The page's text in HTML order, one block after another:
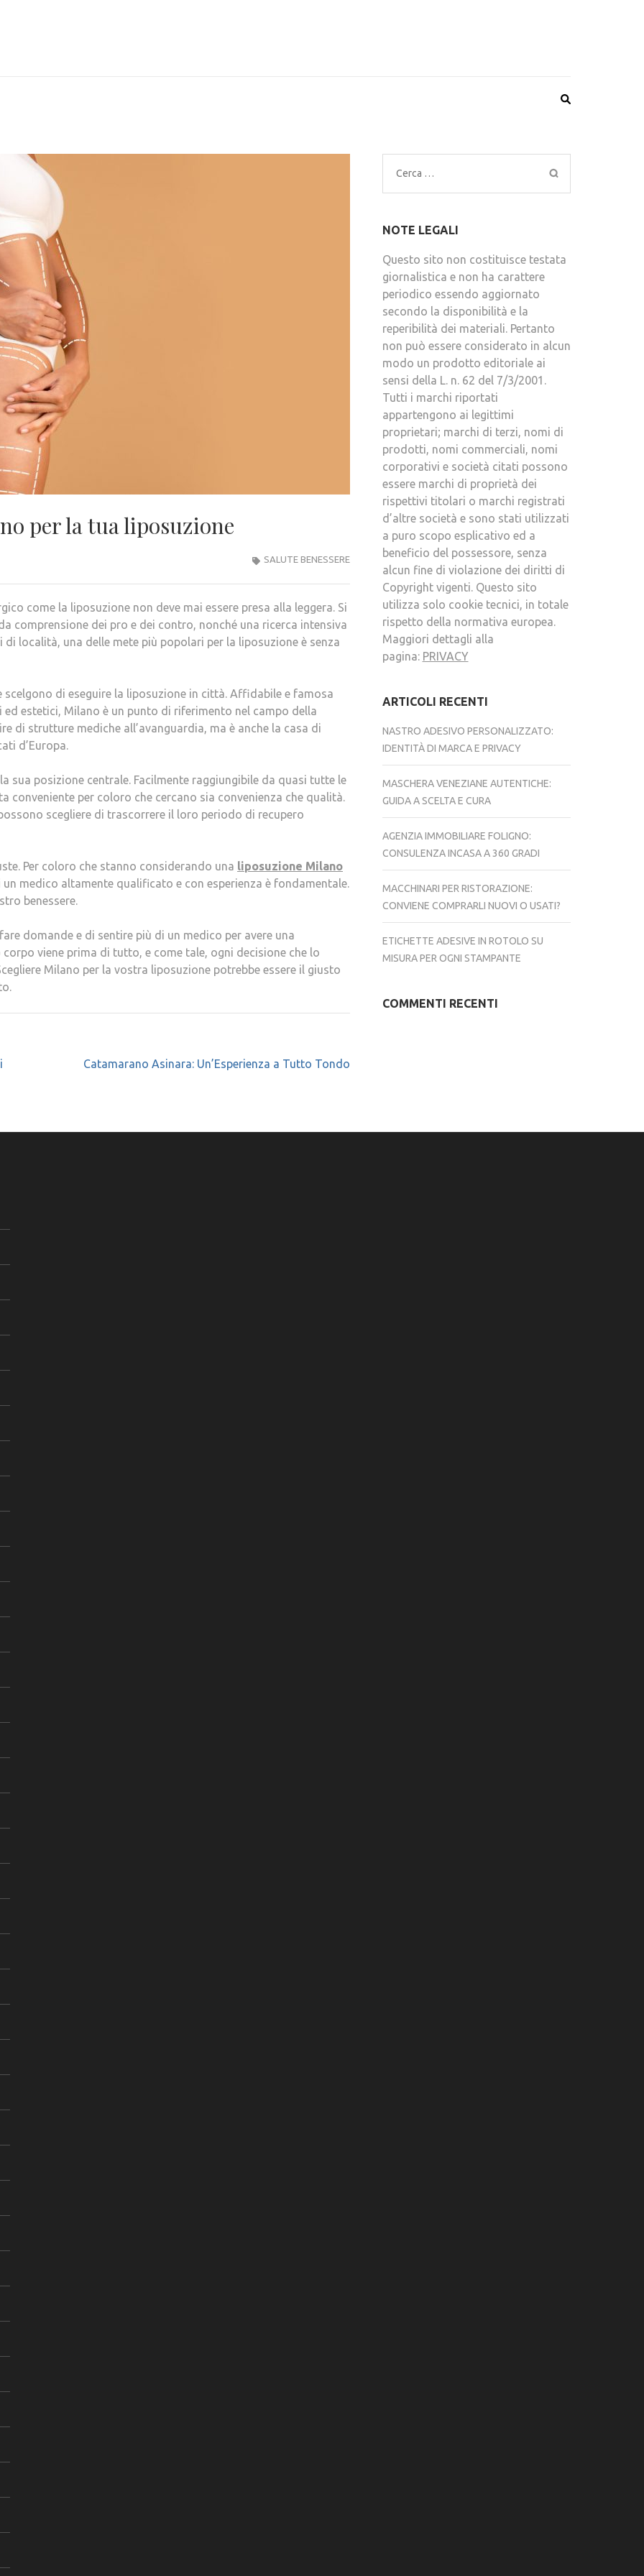
per la tua liposuzione
SALUTE BENESSERE
come la liposuzione non deve mai essere presa alla leggera. Si
comprensione dei pro e dei contro, nonché una ricerca intensiva
località, una delle mete più popolari per la liposuzione è senza
di eseguire la liposuzione in città. Affidabile e famosa
estetici, Milano è un punto di riferimento nel campo della
di strutture mediche all’avanguardia, ma è anche la casa di
d’Europa.
sua posizione centrale. Facilmente raggiungibile da quasi tutte le
conveniente per coloro che cercano sia convenienza che qualità.
scegliere di trascorrere il loro periodo di recupero
Per coloro che stanno considerando una liposuzione Milano
medico altamente qualificato e con esperienza è fondamentale.
benessere.
domande e di sentire più di un medico per avere una
viene prima di tutto, e come tale, ogni decisione che lo
Milano per la vostra liposuzione potrebbe essere il giusto
Catamarano Asinara: Un’Esperienza a Tutto Tondo
Ricerca
per:
NOTE LEGALI
Questo sito non costituisce testata
giornalistica e non ha carattere
periodico essendo aggiornato
secondo la disponibilità e la
reperibilità dei materiali. Pertanto
non può essere considerato in alcun
modo un prodotto editoriale ai
sensi della L. n. 62 del 7/3/2001.
Tutti i marchi riportati
appartengono ai legittimi
proprietari; marchi di terzi, nomi di
prodotti, nomi commerciali, nomi
corporativi e società citati possono
essere marchi di proprietà dei
rispettivi titolari o marchi registrati
d’altre società e sono stati utilizzati
a puro scopo esplicativo ed a
beneficio del possessore, senza
alcun fine di violazione dei diritti di
Copyright vigenti. Questo sito
utilizza solo cookie tecnici, in totale
rispetto della normativa europea.
Maggiori dettagli alla
pagina: PRIVACY
ARTICOLI RECENTI
NASTRO ADESIVO PERSONALIZZATO:
IDENTITÀ DI MARCA E PRIVACY
MASCHERA VENEZIANE AUTENTICHE:
GUIDA A SCELTA E CURA
AGENZIA IMMOBILIARE FOLIGNO:
CONSULENZA INCASA A 360 GRADI
MACCHINARI PER RISTORAZIONE:
CONVIENE COMPRARLI NUOVI O USATI?
ETICHETTE ADESIVE IN ROTOLO SU
MISURA PER OGNI STAMPANTE
COMMENTI RECENTI